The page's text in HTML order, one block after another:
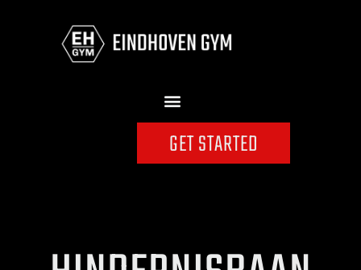
GET STARTED